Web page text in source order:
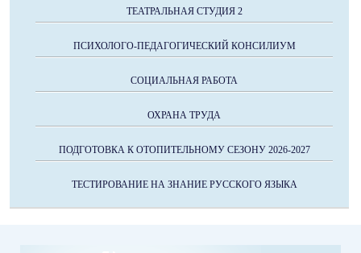
ТЕАТРАЛЬНАЯ СТУДИЯ 2
ПСИХОЛОГО-ПЕДАГОГИЧЕСКИЙ КОНСИЛИУМ
СОЦИАЛЬНАЯ РАБОТА
ОХРАНА ТРУДА
ПОДГОТОВКА К ОТОПИТЕЛЬНОМУ СЕЗОНУ 2026-2027
ТЕСТИРОВАНИЕ НА ЗНАНИЕ РУССКОГО ЯЗЫКА